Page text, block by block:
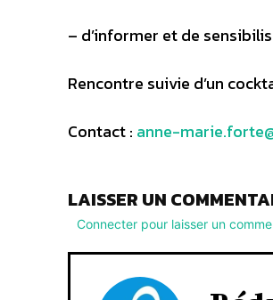
– d’informer et de
Rencontre suivie d’un
Contact : anne-
LAISSER UN
Connecter pour laisser un